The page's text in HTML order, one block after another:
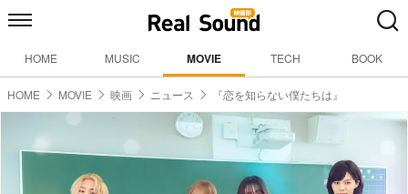
HOME MUSIC MOVIE TECH BOOK
HOME MOVIE 映画 ニュース 『恋を知らない僕たちは』